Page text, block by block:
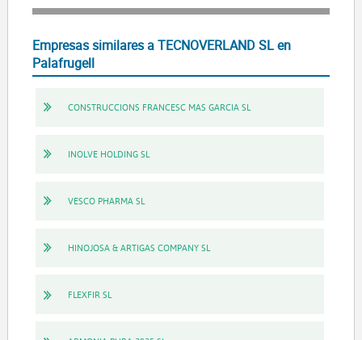
Empresas similares a TECNOVERLAND SL en
Palafrugell
CONSTRUCCIONS FRANCESC MAS GARCIA SL
INOLVE HOLDING SL
VESCO PHARMA SL
HINOJOSA & ARTIGAS COMPANY SL
FLEXFIR SL